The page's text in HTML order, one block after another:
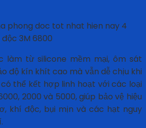
3M 6800
làm từ silicone mềm mại, ôm sát
độ kín khít cao mà vẫn dễ chịu khi
thể kết hợp linh hoạt với các loại
2000 và 5000, giúp bảo vệ hiệu
khí độc, bụi mịn và các hạt nguy